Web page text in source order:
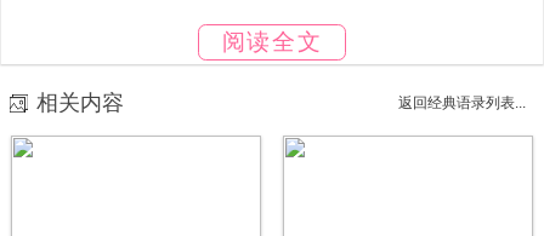
谁。一种相思，闲愁予了谁。
15、 你是我不知所措的爱，懵懵懂懂想要依赖着的人，怎
么可以走掉。
阅读全文
相关内容 返回经典语录列表...